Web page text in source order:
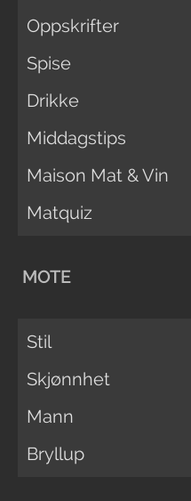
Oppskrifter
Spise
Drikke
Middagstips
Maison Mat & Vin
Matquiz
MOTE
Stil
Skjønnhet
Mann
Bryllup